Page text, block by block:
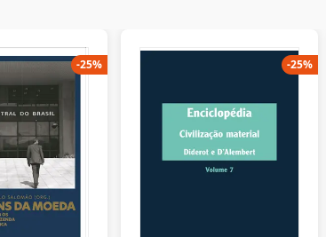
-25% -25%